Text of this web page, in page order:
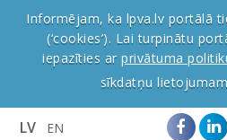
Informējam, ka lpva.lv portālā
(‘cookies’). Lai turpinātu
iepazīties ar privātuma
sīkdatņu
LV EN